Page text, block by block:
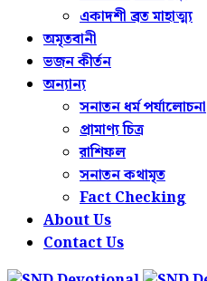
একাদশী ব্রত মাহাত্ম্য
অমৃতবানী
ভজন কীর্তন
অন্যান্য
সনাতন ধর্ম পর্যালোচনা
প্রামাণ্য চিত্র
রাশিফল
সনাতন কথামৃত
Fact Checking
About Us
Contact Us